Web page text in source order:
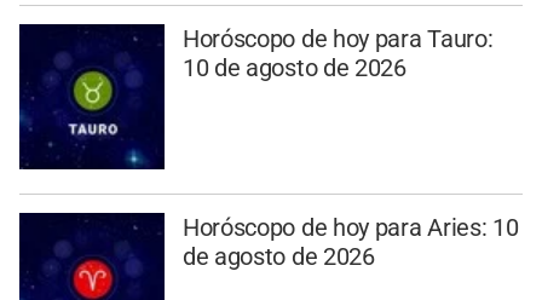
Horóscopo de hoy para Tauro:
10 de agosto de 2026
Horóscopo de hoy para Aries: 10
de agosto de 2026